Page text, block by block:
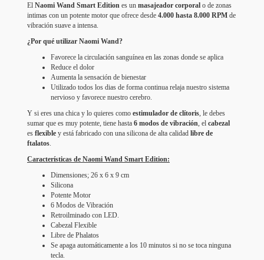
El Naomi Wand Smart Edition es un masajeador corporal o de zonas
intimas con un potente motor que ofrece desde 4.000 hasta 8.000 RPM de
vibración suave a intensa.
¿Por qué utilizar Naomi Wand?
Favorece la circulación sanguínea en las zonas donde se aplica
Reduce el dolor
Aumenta la sensación de bienestar
Utilizado todos los dias de forma continua relaja nuestro sistema
nervioso y favorece nuestro cerebro.
Y si eres una chica y lo quieres como estimulador de clítoris , le debes
sumar que es muy potente, tiene hasta 6 modos de vibración , el cabezal
es flexible y está fabricado con una silicona de alta calidad libre de
ftalatos
Características de Naomi Wand Smart Edition:
Dimensiones; 26 x 6 x 9 cm
Silicona
Potente Motor
6 Modos de Vibración
Retroilminado con LED.
Cabezal Flexible
Libre de Phalatos
Se apaga automáticamente a los 10 minutos si no se toca ninguna
tecla.